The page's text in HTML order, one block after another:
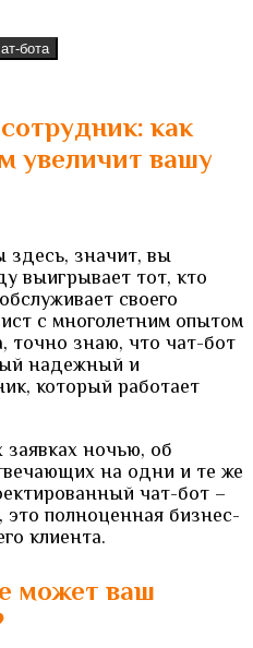
бота
как
увеличит вашу
здесь, значит, вы
выигрывает тот, кто
своего
с многолетним опытом
точно знаю, что чат-бот
надежный и
который работает
ночью, об
на одни и те же
чат-бот –
это полноценная бизнес-
клиента.
может ваш